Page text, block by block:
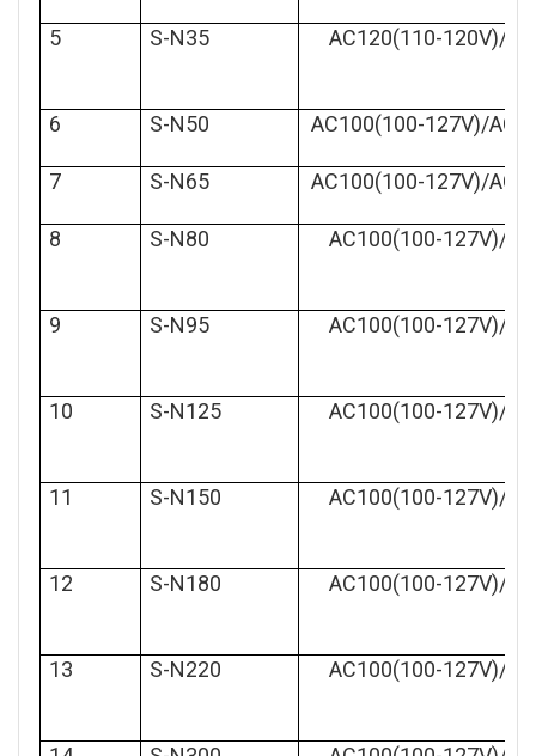
5 S-N35 AC120(110-120V)/
6 S-N50 AC100(100-127V)/
7 S-N65 AC100(100-127V)/
8 S-N80 AC100(100-127V)/
9 S-N95 AC100(100-127V)/
10 S-N125 AC100(100-127V)/
11 S-N150 AC100(100-127V)/
12 S-N180 AC100(100-127V)/
13 S-N220 AC100(100-127V)/